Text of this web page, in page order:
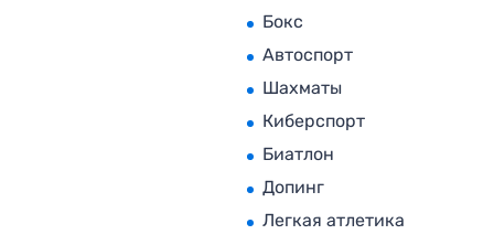
Бокс
Автоспорт
Шахматы
Киберспорт
Биатлон
Допинг
Легкая атлетика